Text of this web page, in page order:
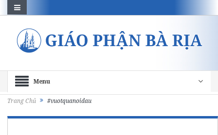
Menu
Trang Chủ #vuotquanoidau